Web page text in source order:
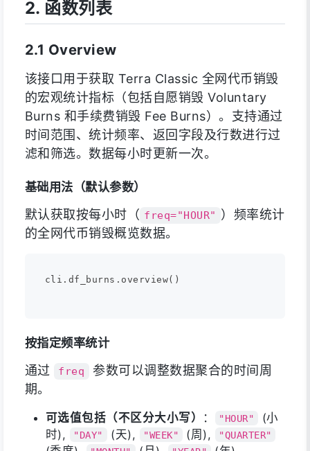
2. 函数列表
2.1 Overview
该接口用于获取 Terra Classic 全网代币销毁
的宏观统计指标（包括自愿销毁 Voluntary
Burns 和手续费销毁 Fee Burns）。支持通过
时间范围、统计频率、返回字段及行数进行过
滤和筛选。数据每小时更新一次。
基础用法（默认参数）
默认获取按每小时（ freq="HOUR" ）频率统计
的全网代币销毁概览数据。
cli.df_burns.overview()
按指定频率统计
通过
freq
参数可以调整数据聚合的时间周
期。
可选值包括（不区分大小写） ： "HOUR"
(小
时),
"DAY" (天), "WEEK" (周), "QUARTER"